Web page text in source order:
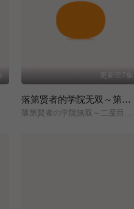
更新至7集
落第贤者的学院无双～第二次转生的S级开外挂魔术师冒险录～